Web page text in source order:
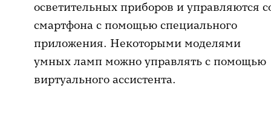
осветительных приборов и управляются
смартфона с помощью специального
приложения. Некоторыми моделями
умных ламп можно управлять с помощью
виртуального ассистента.